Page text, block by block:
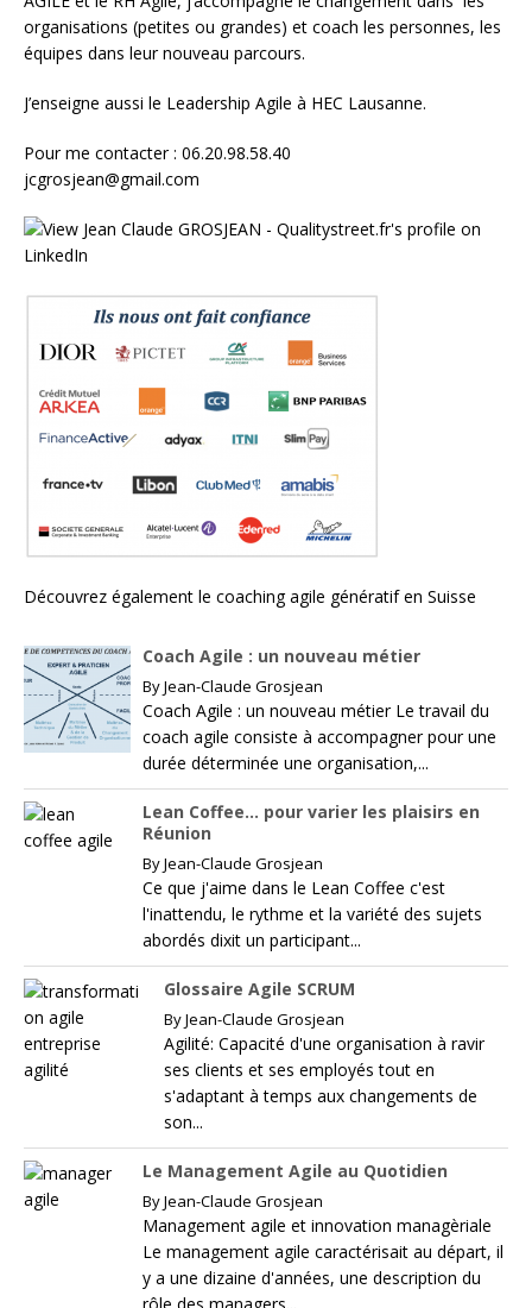
organisations (petites ou grandes) et coach les personnes, les
équipes dans leur nouveau parcours.
J’enseigne aussi le Leadership Agile à HEC Lausanne.
Pour me contacter : 06.20.98.58.40
jcgrosjean@gmail.com
Découvrez également le coaching agile génératif en Suisse
Coach Agile : un nouveau métier
ByJean-Claude Grosjean
Coach Agile : un nouveau métier Le travail du
coach agile consiste à accompagner pour une
durée déterminée une organisation,...
Lean Coffee… pour varier les plaisirs en
Réunion
ByJean-Claude Grosjean
Ce que j'aime dans le Lean Coffee c'est
l'inattendu, le rythme et la variété des sujets
abordés dixit un participant...
Glossaire Agile SCRUM
ByJean-Claude Grosjean
Agilité: Capacité d'une organisation à ravir
ses clients et ses employés tout en
s'adaptant à temps aux changements de
son...
Le Management Agile au Quotidien
ByJean-Claude Grosjean
Management agile et innovation managèriale
Le management agile caractérisait au départ, il
y a une dizaine d'années, une description du